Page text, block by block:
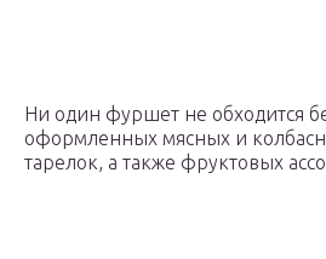
Ни один фуршет не обходится
оформленных мясных и
тарелок, а также фруктовых